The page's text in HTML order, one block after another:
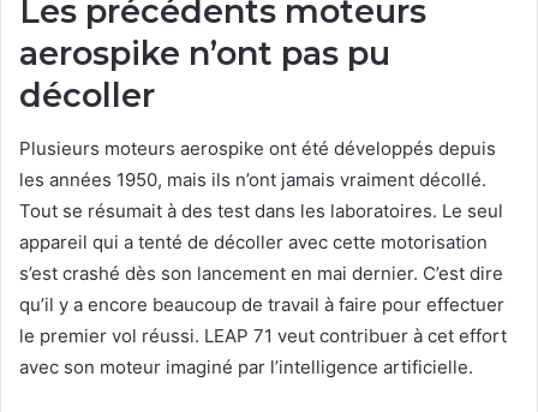
Les précédents moteurs
aerospike n’ont pas pu
décoller
Plusieurs moteurs aerospike ont été développés depuis
les années 1950, mais ils n’ont jamais vraiment décollé.
Tout se résumait à des test dans les laboratoires. Le seul
appareil qui a tenté de décoller avec cette motorisation
s’est crashé dès son lancement en mai dernier. C’est dire
qu’il y a encore beaucoup de travail à faire pour effectuer
le premier vol réussi. LEAP 71 veut contribuer à cet effort
avec son moteur imaginé par l’intelligence artificielle.